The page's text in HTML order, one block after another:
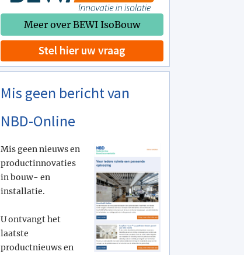
Meer over BEWI IsoBouw
Stel hier uw vraag
Mis geen bericht van
NBD-Online
Mis geen nieuws en
productinnovaties
in bouw- en
installatie.
U ontvangt het
laatste
productnieuws en